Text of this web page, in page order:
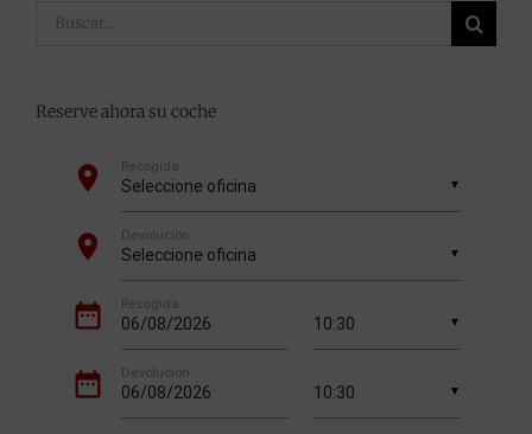
Buscar:
Reserve ahora su coche